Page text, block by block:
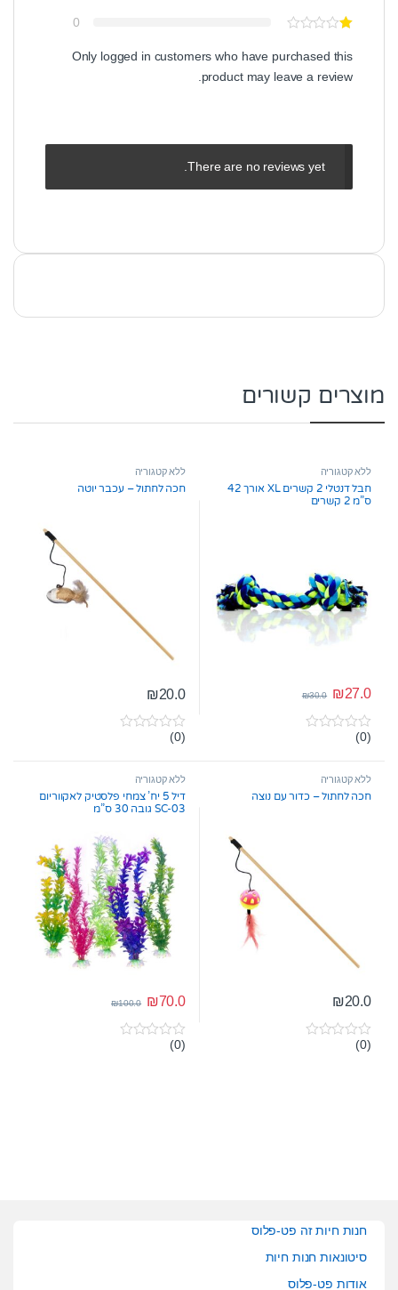
0
Only logged in customers who have purchased this
product may leave a review.
There are no reviews yet.
מוצרים קשורים
ללא קטגוריה
חבל דנטלי 2 קשרים XL אורך 42
ס”מ 2 קשרים
₪27.0
₪30.0
0
t
f
(0)
ללא קטגוריה
חכה לחתול – עכבר יוטה
₪20.0
0
t
f
5
(0)
ללא קטגוריה
חכה לחתול – כדור עם נוצה
₪20.0
0(0)
ללא קטגוריה
דיל 5 יח’ צמחי פלסטיק לאקווריום
SC-03 גובה 30 ס”מ
₪70.0
₪100.0
0(0)
חנות חיות זה פט-פלוס
סיטונאות חנות חיות
אודות פט-פלוס